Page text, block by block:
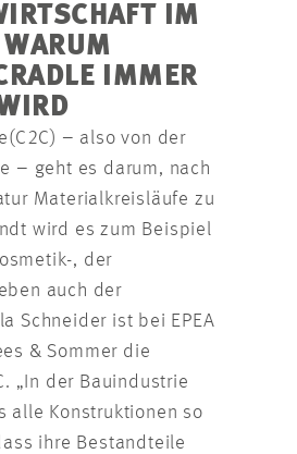
IM
WARUM
IMMER
(C2C) – also von der
– geht es darum, nach
Materialkreisläufe zu
wird es zum Beispiel
, der
auch der
Schneider ist bei EPEA
& Sommer die
„In der Bauindustrie
alle Konstruktionen so
ihre Bestandteile